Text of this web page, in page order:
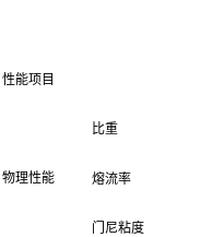
性能项目
物理性能
比重
熔流率
门尼粘度